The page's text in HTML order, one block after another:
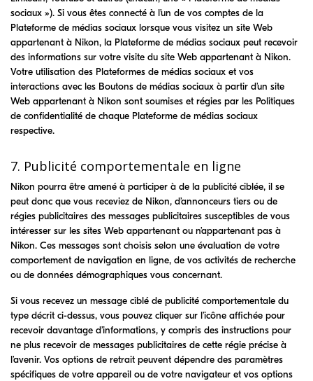
sociaux »). Si vous êtes connecté à l’un de vos comptes de la
Plateforme de médias sociaux lorsque vous visitez un site Web
appartenant à Nikon, la Plateforme de médias sociaux peut recevoir
des informations sur votre visite du site Web appartenant à Nikon.
Votre utilisation des Plateformes de médias sociaux et vos
interactions avec les Boutons de médias sociaux à partir d’un site
Web appartenant à Nikon sont soumises et régies par les Politiques
de confidentialité de chaque Plateforme de médias sociaux
respective.
7. Publicité comportementale en ligne
Nikon pourra être amené à participer à de la publicité ciblée, il se
peut donc que vous receviez de Nikon, d’annonceurs tiers ou de
régies publicitaires des messages publicitaires susceptibles de vous
intéresser sur les sites Web appartenant ou n’appartenant pas à
Nikon. Ces messages sont choisis selon une évaluation de votre
comportement de navigation en ligne, de vos activités de recherche
ou de données démographiques vous concernant.
Si vous recevez un message ciblé de publicité comportementale du
type décrit ci-dessus, vous pouvez cliquer sur l’icône affichée pour
recevoir davantage d’informations, y compris des instructions pour
ne plus recevoir de messages publicitaires de cette régie précise à
l’avenir. Vos options de retrait peuvent dépendre des paramètres
spécifiques de votre appareil ou de votre navigateur et vos options